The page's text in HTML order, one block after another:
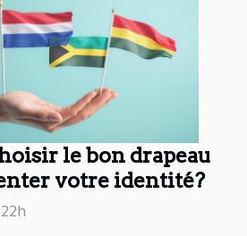
le bon drapeau
votre identité?